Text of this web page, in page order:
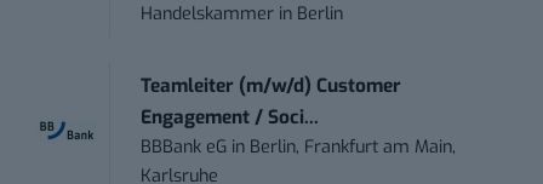
Handelskammer in Berlin
Teamleiter (m/w/d) Customer
Engagement / Soci...
BBBank eG in Berlin, Frankfurt am Main,
Karlsruhe